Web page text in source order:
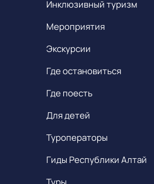
Инклюзивный туризм
Мероприятия
Экскурсии
Где остановиться
Где поесть
Для детей
Туроператоры
Гиды Республики Алтай